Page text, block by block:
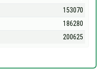
153070
186280
200625